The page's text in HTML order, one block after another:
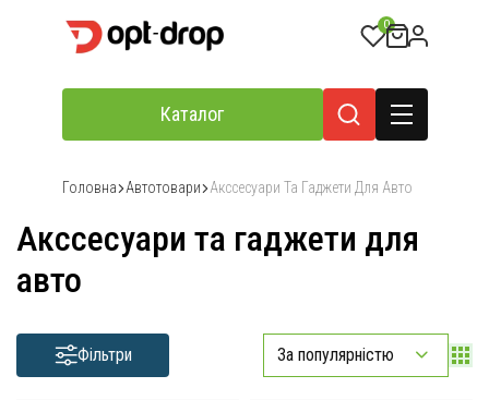
0
Каталог
Головна Автотовари Акссесуари Та Гаджети Для Авто
Акссесуари та гаджети для
авто
Фільтри За популярністю